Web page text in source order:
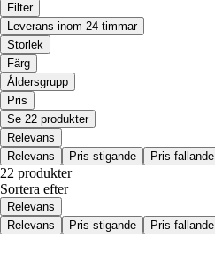
Filter
Leverans inom 24 timmar
Storlek
Färg
Åldersgrupp
Pris
Se 22 produkter
Relevans
Relevans
Pris stigande Pris fallande
22 produkter
Sortera efter
Relevans
Relevans
Pris stigande Pris fallande